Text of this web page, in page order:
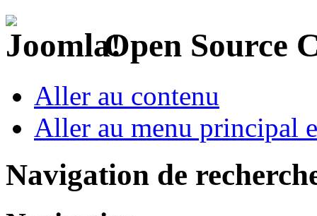
Open Source
Aller au contenu
Aller au menu principal
Navigation de